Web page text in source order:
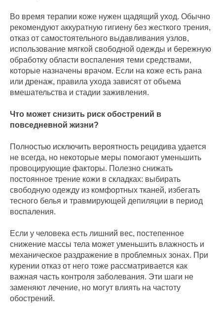
Во время терапии коже нужен щадящий уход. Обычно
рекомендуют аккуратную гигиену без жесткого трения,
отказ от самостоятельного выдавливания узлов,
использование мягкой свободной одежды и бережную
обработку области воспаления теми средствами,
которые назначены врачом. Если на коже есть рана
или дренаж, правила ухода зависят от объема
вмешательства и стадии заживления.
Что может снизить риск обострений в
повседневной жизни?
Полностью исключить вероятность рецидива удается
не всегда, но некоторые меры помогают уменьшить
провоцирующие факторы. Полезно снижать
постоянное трение кожи в складках: выбирать
свободную одежду из комфортных тканей, избегать
тесного белья и травмирующей депиляции в период
воспаления.
Если у человека есть лишний вес, постепенное
снижение массы тела может уменьшить влажность и
механическое раздражение в проблемных зонах. При
курении отказ от него тоже рассматривается как
важная часть контроля заболевания. Эти шаги не
заменяют лечение, но могут влиять на частоту
обострений.